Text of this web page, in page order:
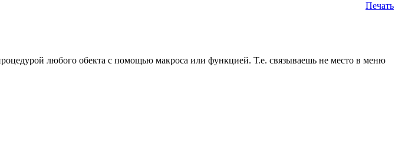
Печать
любого обекта с помощью макроса или функцией. Т.е. связываешь не место в меню